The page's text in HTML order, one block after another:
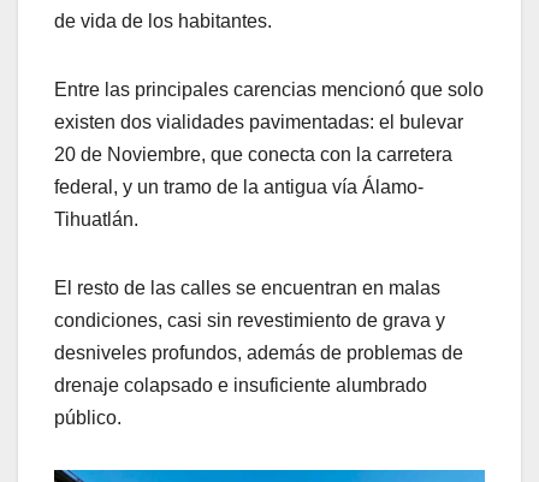
de vida de los habitantes.
Entre las principales carencias mencionó que solo
existen dos vialidades pavimentadas: el bulevar
20 de Noviembre, que conecta con la carretera
federal, y un tramo de la antigua vía Álamo-
Tihuatlán.
El resto de las calles se encuentran en malas
condiciones, casi sin revestimiento de grava y
desniveles profundos, además de problemas de
drenaje colapsado e insuficiente alumbrado
público.